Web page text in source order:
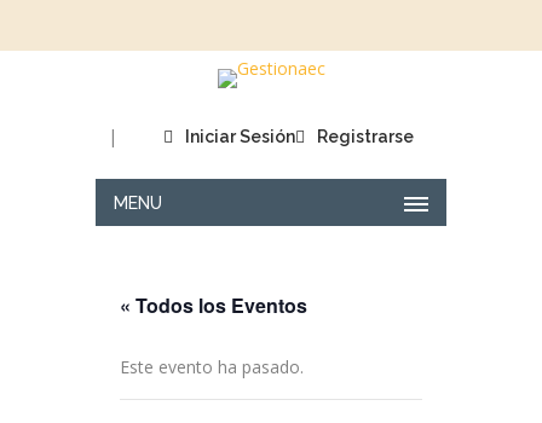
Iniciar Sesión
| Registrarse
MENU
« Todos los Eventos
Este evento ha pasado.